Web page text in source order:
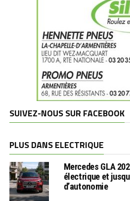
SUIVEZ-NOUS SUR FACEBOOK
PLUS DANS ELECTRIQUE
Mercedes GLA
électrique et
d’autonomie